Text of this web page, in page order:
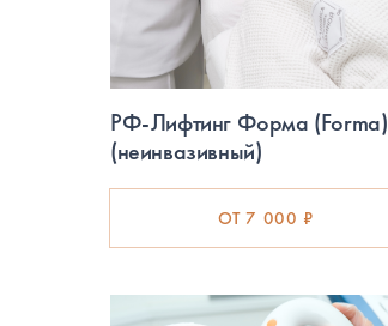
РФ-Лифтинг Форма (Forma)
(неинвазивный)
ОТ 7 000 ₽